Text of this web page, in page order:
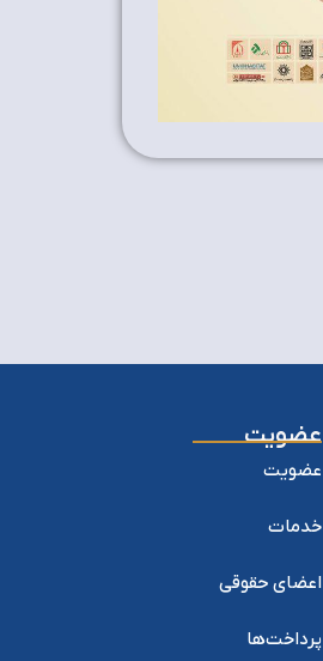
عضویت
عضویت
خدمات
اعضای حقوقی
پرداخت‌ها